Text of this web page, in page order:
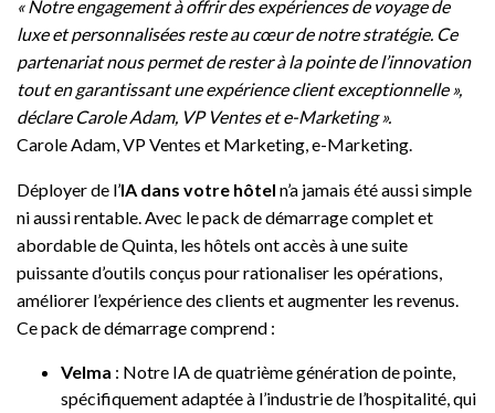
« Notre engagement à offrir des expériences de voyage de
luxe et personnalisées reste au cœur de notre stratégie. Ce
partenariat nous permet de rester à la pointe de l’innovation
tout en garantissant une expérience client exceptionnelle »,
déclare Carole Adam, VP Ventes et e-Marketing ».
Carole Adam, VP Ventes et Marketing, e-Marketing.
Déployer de l’IA dans votre hôtel n’a jamais été aussi simple
ni aussi rentable. Avec le pack de démarrage complet et
abordable de Quinta, les hôtels ont accès à une suite
puissante d’outils conçus pour rationaliser les opérations,
améliorer l’expérience des clients et augmenter les revenus.
Ce pack de démarrage comprend :
Velma : Notre IA de quatrième génération de pointe,
spécifiquement adaptée à l’industrie de l’hospitalité, qui